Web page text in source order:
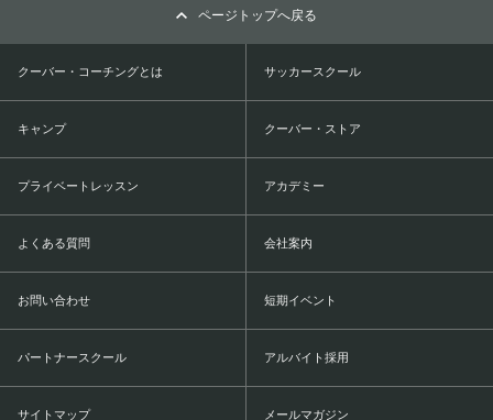
ページトップへ戻る
クーバー・コーチングとは サッカースクール
キャンプ クーバー・ストア
プライベートレッスン アカデミー
よくある質問 会社案内
お問い合わせ 短期イベント
パートナースクール アルバイト採用
サイトマップ メールマガジン